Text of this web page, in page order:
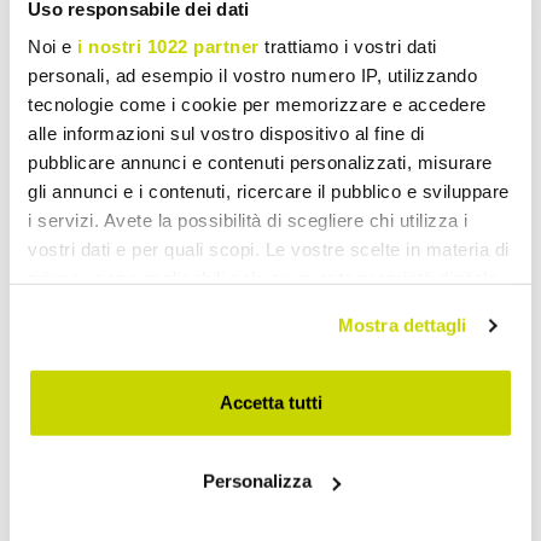
Uso responsabile dei dati
Noi e i nostri 1022 partner trattiamo i vostri dati
personali, ad esempio il vostro numero IP, utilizzando
tecnologie come i cookie per memorizzare e accedere
alle informazioni sul vostro dispositivo al fine di
pubblicare annunci e contenuti personalizzati, misurare
gli annunci e i contenuti, ricercare il pubblico e sviluppare
i servizi. Avete la possibilità di scegliere chi utilizza i
vostri dati e per quali scopi. Le vostre scelte in materia di
modificare o revocare il proprio consenso in qualsiasi
momento dalla Dichiarazione sui cookie o facendo clic
sull'icona di attivazione della privacy.
raccogliere informazioni sulla tua posizione
Mostra dettagli
Accetta tutti
Personalizza